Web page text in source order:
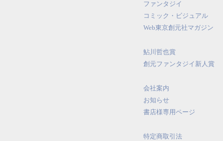
ファンタジイ
コミック・ビジュアル
Web東京創元社マガジン
鮎川哲也賞
創元ファンタジイ新人賞
会社案内
お知らせ
書店様専用ページ
特定商取引法